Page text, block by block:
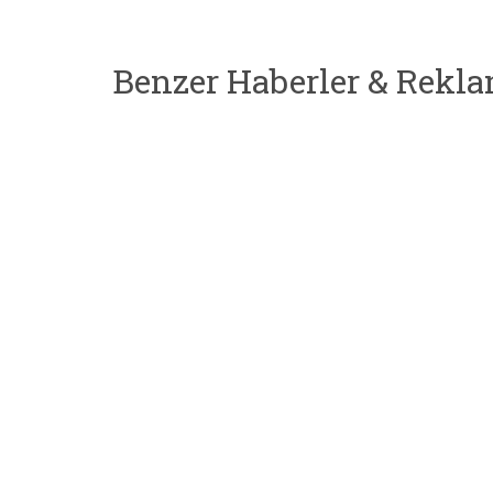
Benzer Haberler &